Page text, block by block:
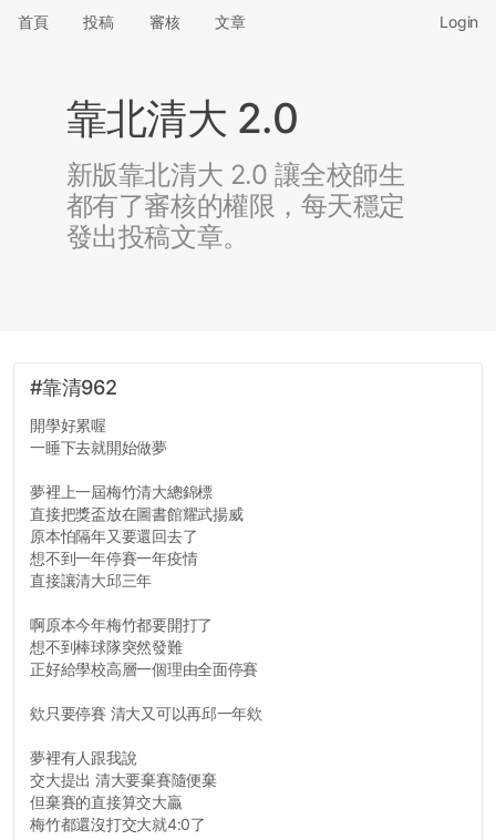
首頁 投稿 審核 文章 Login
靠北清大 2.0
新版靠北清大 2.0 讓全校師生
都有了審核的權限，每天穩定
發出投稿文章。
#靠清962
開學好累喔
一睡下去就開始做夢
夢裡上一屆梅竹清大總錦標
直接把獎盃放在圖書館耀武揚威
原本怕隔年又要還回去了
想不到一年停賽一年疫情
直接讓清大邱三年
啊原本今年梅竹都要開打了
想不到棒球隊突然發難
正好給學校高層一個理由全面停賽
欸只要停賽 清大又可以再邱一年欸
夢裡有人跟我說
交大提出 清大要棄賽隨便棄
但棄賽的直接算交大贏
梅竹都還沒打交大就4:0了